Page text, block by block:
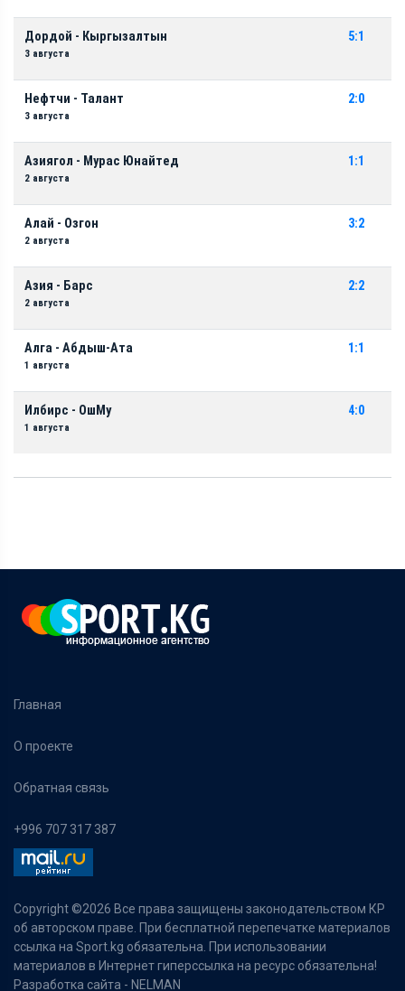
Дордой - Кыргызалтын
3 августа
5:1
Нефтчи - Талант
3 августа
2:0
Азиягол - Мурас Юнайтед
2 августа
1:1
Алай - Озгон
2 августа
3:2
Азия - Барс
2 августа
2:2
Алга - Абдыш-Ата
1 августа
1:1
Илбирс - ОшМу
1 августа
4:0
Главная
О проекте
Обратная связь
+996 707 317 387
Copyright ©2026 Все права защищены законодательством КР
об авторском праве. При бесплатной перепечатке материалов
ссылка на Sport.kg обязательна. При использовании
материалов в Интернет гиперссылка на ресурс обязательна!
Разработка сайта - NELMAN